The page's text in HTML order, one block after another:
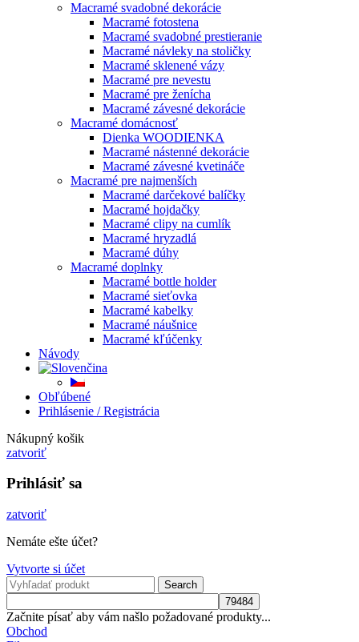
Macramé svadobné dekorácie
Macramé fotostena
Macramé svadobné prestieranie
Macramé návleky na stoličky
Macramé sklenené vázy
Macramé pre nevestu
Macramé pre ženícha
Macramé závesné dekorácie
Macramé domácnosť
Dienka WOODIENKA
Macramé nástenné dekorácie
Macramé závesné kvetináče
Macramé pre najmenších
Macramé darčekové balíčky
Macramé hojdačky
Macramé clipy na cumlík
Macramé hryzadlá
Macramé dúhy
Macramé doplnky
Macramé bottle holder
Macramé sieťovka
Macramé kabelky
Macramé náušnice
Macramé kľúčenky
Návody
Obľúbené
Prihlásenie / Registrácia
Nákupný košik
zatvoriť
Prihlásiť sa
zatvoriť
Nemáte ešte účet?
Vytvorte si účet
Search
Začnite písať aby vám našlo požadované produkty...
Obchod